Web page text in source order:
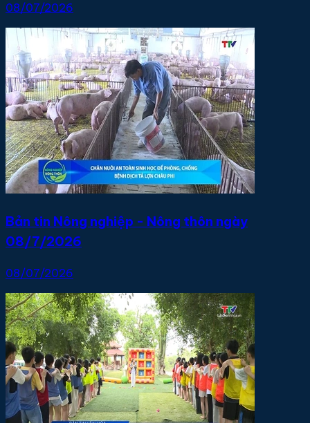
08/07/2026
Bản tin Nông nghiệp - Nông thôn ngày
08/7/2026
08/07/2026